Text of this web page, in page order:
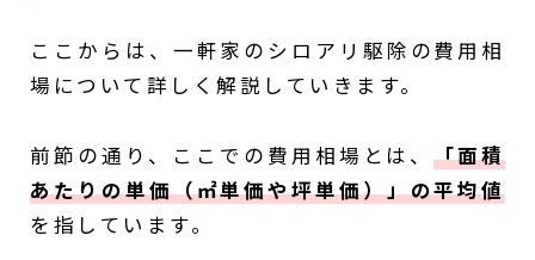
ここからは、一軒家のシロアリ駆除の費用相
場について詳しく解説していきます。
前節の通り、ここでの費用相場とは、「面積
あたりの単価（㎡単価や坪単価）」の平均値
を指しています。